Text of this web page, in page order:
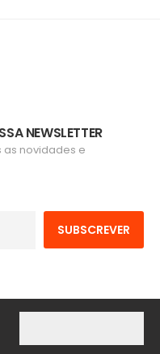
NEWSLETTER
as novidades e
SUBSCREVER